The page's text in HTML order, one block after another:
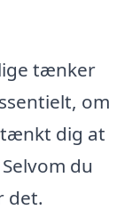
tænker
om
dig at
du
det.